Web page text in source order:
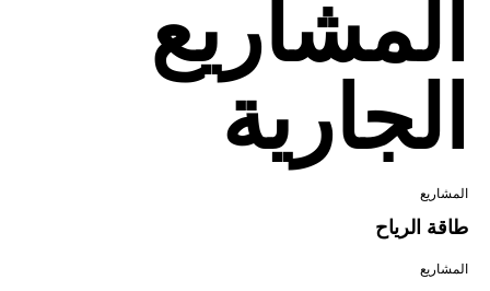
المشاريع
الجارية
المشاريع
طاقة الرياح
المشاريع